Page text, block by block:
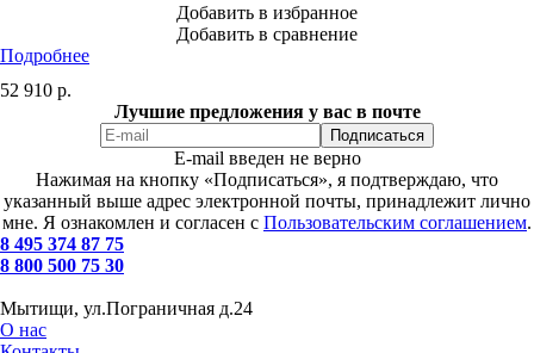
Добавить в избранное
Добавить в сравнение
Подробнее
52 910 р.
Лучшие предложения у вас в почте
E-mail введен не верно
Нажимая на кнопку «Подписаться», я подтверждаю, что
указанный выше адрес электронной почты, принадлежит лично
мне. Я ознакомлен и согласен с Пользовательским соглашением.
8 495 374 87 75
8 800 500 75 30
Мытищи, ул.Пограничная д.24
О нас